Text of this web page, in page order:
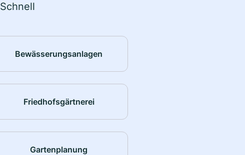
Schnell
Bewässerungsanlagen
Friedhofsgärtnerei
Gartenplanung